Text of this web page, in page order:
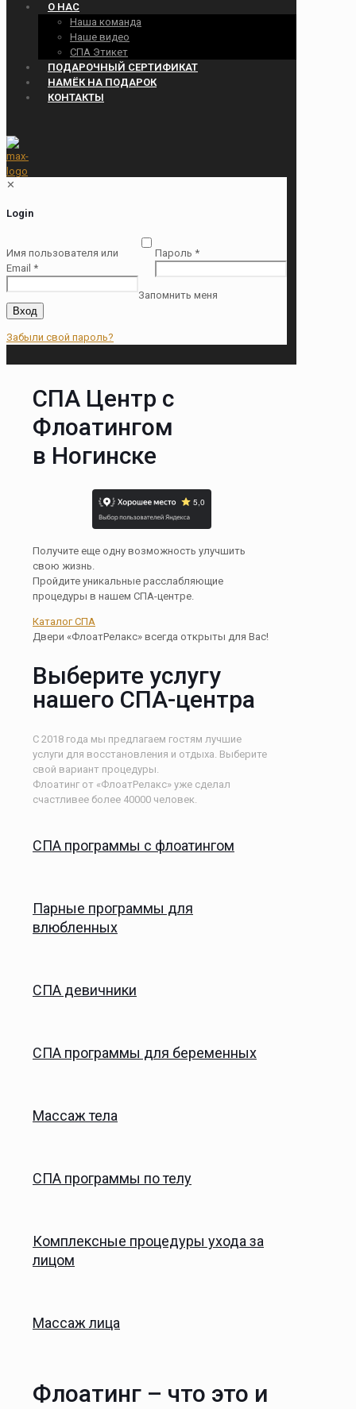
О НАС
Наша команда
Наше видео
СПА Этикет
ПОДАРОЧНЫЙ СЕРТИФИКАТ
НАМЁК НА ПОДАРОК
КОНТАКТЫ
✕
Login
Имя пользователя или
Email *
Пароль *
Запомнить меня
Вход
Забыли свой пароль?
СПА Центр с
Флоатингом
в Ногинске
Получите еще одну возможность улучшить
свою жизнь.
Пройдите уникальные расслабляющие
процедуры в нашем СПА-центре.
Каталог СПА
Двери «ФлоатРелакс» всегда открыты для Вас!
Выберите услугу
нашего СПА-центра
С 2018 года мы предлагаем гостям лучшие
услуги для восстановления и отдыха. Выберите
свой вариант процедуры.
Флоатинг от «ФлоатРелакс» уже сделал
счастливее более 40000 человек.
СПА программы с флоатингом
Парные программы для
влюбленных
СПА девичники
СПА программы для беременных
Массаж тела
СПА программы по телу
Комплексные процедуры ухода за
лицом
Массаж лица
Флоатинг – что это и